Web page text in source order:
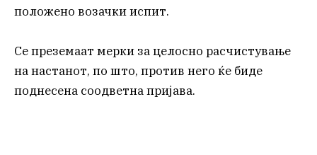
положено возачки испит.
Се преземаат мерки за целосно расчистување
на настанот, по што, против него ќе биде
поднесена соодветна пријава.